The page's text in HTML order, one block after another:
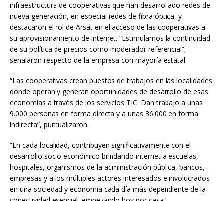
infraestructura de cooperativas que han desarrollado redes de
nueva generación, en especial redes de fibra óptica, y
destacaron el rol de Arsat en el acceso de las cooperativas a
su aprovisionamiento de internet. “Estimulamos la continuidad
de su política de precios como moderador referencial”,
señalaron respecto de la empresa con mayoría estatal.
“Las cooperativas crean puestos de trabajos en las localidades
donde operan y generan oportunidades de desarrollo de esas
economías a través de los servicios TIC. Dan trabajo a unas
9.000 personas en forma directa y a unas 36.000 en forma
indirecta”, puntualizaron.
“En cada localidad, contribuyen significativamente con el
desarrollo socio económico brindando internet a escuelas,
hospitales, organismos de la administración pública, bancos,
empresas y a los múltiples actores interesados e involucrados
en una sociedad y economía cada día más dependiente de la